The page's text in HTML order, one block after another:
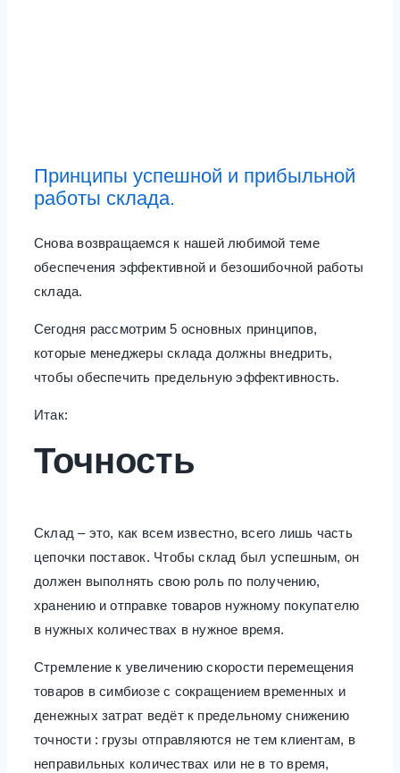
Принципы успешной и прибыльной
работы склада.
Снова возвращаемся к нашей любимой теме
обеспечения эффективной и безошибочной работы
склада.
Сегодня рассмотрим 5 основных принципов,
которые менеджеры склада должны внедрить,
чтобы обеспечить предельную эффективность.
Итак:
Точность
Склад – это, как всем известно, всего лишь часть
цепочки поставок. Чтобы склад был успешным, он
должен выполнять свою роль по получению,
хранению и отправке товаров нужному покупателю
в нужных количествах в нужное время.
Стремление к увеличению скорости перемещения
товаров в симбиозе с сокращением временных и
денежных затрат ведёт к предельному снижению
точности : грузы отправляются не тем клиентам, в
неправильных количествах или не в то время,